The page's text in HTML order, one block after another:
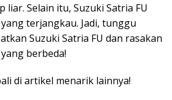
Selain itu, Suzuki Satria FU
terjangkau. Jadi, tunggu
Suzuki Satria FU dan rasakan
berbeda!
di artikel menarik lainnya!